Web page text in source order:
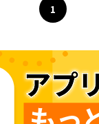
ページ
1
へ